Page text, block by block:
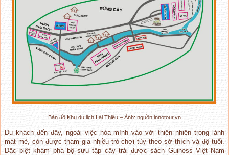
Bản đồ Khu du lịch Lái Thiêu – Ảnh: nguồn innotour.vn
Du khách đến đây, ngoài việc hòa mình vào với thiên nhiên trong lành
mát mẻ, còn được tham gia nhiều trò chơi tùy theo sở thích và độ tuổi.
Đặc biệt khám phá bộ sưu tập cây trái được sách Guiness Việt Nam